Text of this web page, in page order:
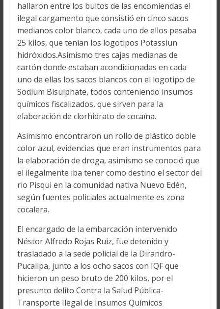
hallaron entre los bultos de las encomiendas el
ilegal cargamento que consistió en cinco sacos
medianos color blanco, cada uno de ellos pesaba
25 kilos, que tenían los logotipos Potassiun
hidróxidos.Asimismo tres cajas medianas de
cartón donde estaban acondicionadas en cada
uno de ellas los sacos blancos con el logotipo de
Sodium Bisulphate, todos conteniendo insumos
químicos fiscalizados, que sirven para la
elaboración de clorhidrato de cocaína.
Asimismo encontraron un rollo de plástico doble
color azul, evidencias que eran instrumentos para
la elaboración de droga, asimismo se conoció que
el ilegalmente iba tener como destino el sector del
rio Pisqui en la comunidad nativa Nuevo Edén,
según fuentes policiales actualmente es zona
cocalera.
El encargado de la embarcación intervenido
Néstor Alfredo Rojas Ruiz, fue detenido y
trasladado a la sede policial de la Dirandro-
Pucallpa, junto a los ocho sacos con IQF que
hicieron un peso bruto de 200 kilos, por el
presunto delito Contra la Salud Pública-
Transporte Ilegal de Insumos Químicos